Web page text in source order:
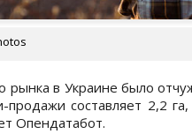
рынка в Украине было
составляет 2,2
Опендатабот.